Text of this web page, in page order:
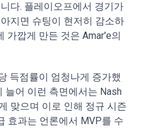
다. 플레이오프에서 경기가
지면 슈팅이 현저히 감소하
가깝게 만든 것은 Amar'e의
득점률이 엄청나게 증가했
늘어 이런 측면에서는 Nash
맞으며 이로 인해 정규 시즌
효과는 언론에서 MVP를 수